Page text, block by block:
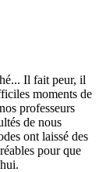
Il fait peur, il
moments de
professeurs
de nous
ont laissé des
pour que